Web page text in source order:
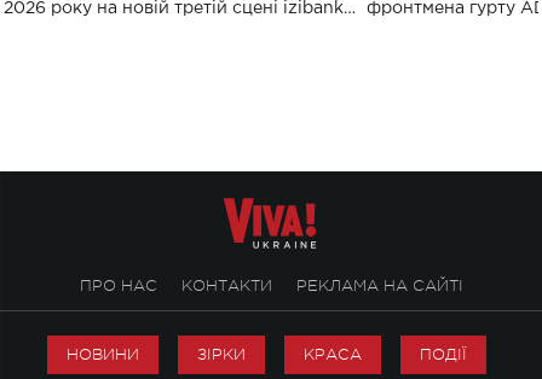
2026 року на новій третій сцені izibank
фронтмена гурту
ПРО НАС КОНТАКТИ РЕКЛАМА НА САЙТІ
НОВИНИ ЗІРКИ КРАСА ПОДІЇ